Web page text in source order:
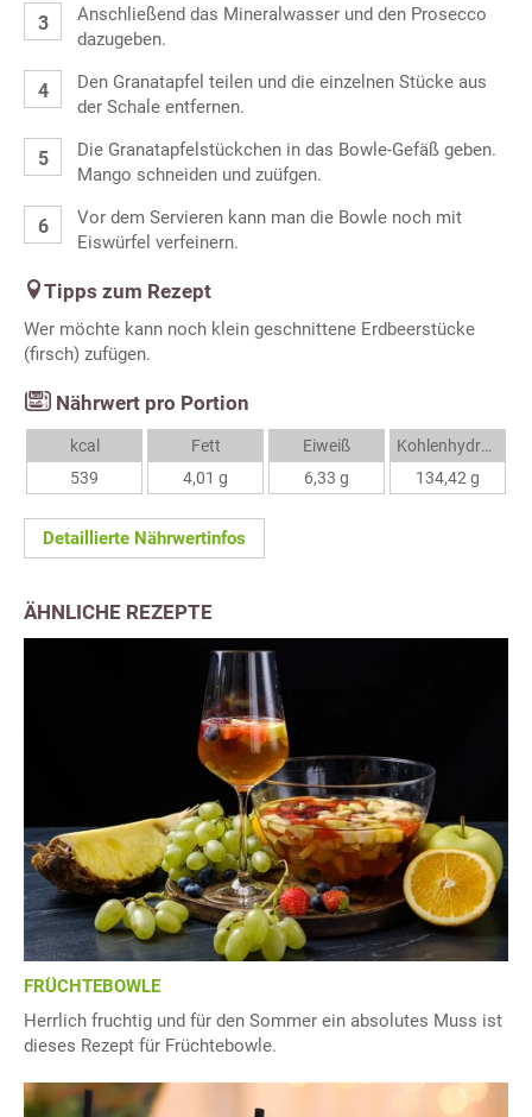
Anschließend das Mineralwasser und den Prosecco
dazugeben.
Den Granatapfel teilen und die einzelnen Stücke aus
der Schale entfernen.
Die Granatapfelstückchen in das Bowle-Gefäß geben.
Mango schneiden und zuüfgen.
Vor dem Servieren kann man die Bowle noch mit
Eiswürfel verfeinern.
Tipps zum Rezept
Wer möchte kann noch klein geschnittene Erdbeerstücke
(firsch) zufügen.
Nährwert pro Portion
kcal
539
Fett
4,01 g
Eiweiß
6,33 g
Kohlenhydrate
134,42 g
Detaillierte Nährwertinfos
ÄHNLICHE REZEPTE
FRÜCHTEBOWLE
Herrlich fruchtig und für den Sommer ein absolutes Muss ist
dieses Rezept für Früchtebowle.